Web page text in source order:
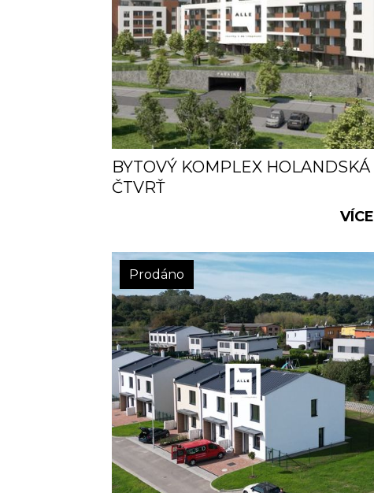
BYTOVÝ KOMPLEX HOLANDSKÁ
ČTVRŤ
VÍCE
Prodáno